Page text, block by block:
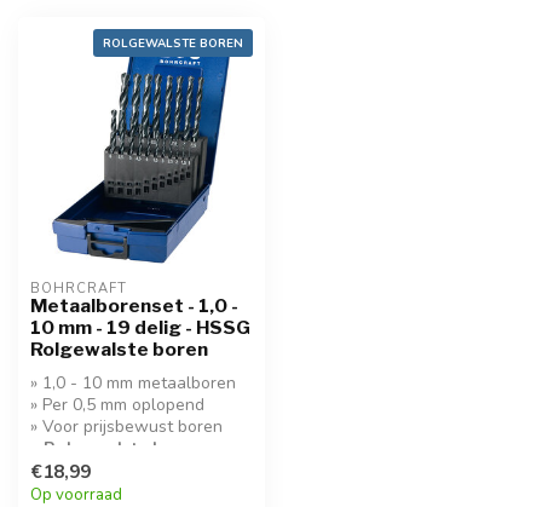
ROLGEWALSTE BOREN
BOHRCRAFT
Metaalborenset - 1,0 -
10 mm - 19 delig - HSSG
Rolgewalste boren
» 1,0 - 10 mm metaalboren
» Per 0,5 mm oplopend
» Voor prijsbewust boren
» Rolgewalste boren
€18,99
Op voorraad